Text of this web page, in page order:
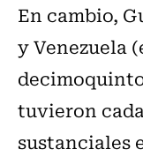
En cambio,
y Venezuela
tuvieron
sustanciales